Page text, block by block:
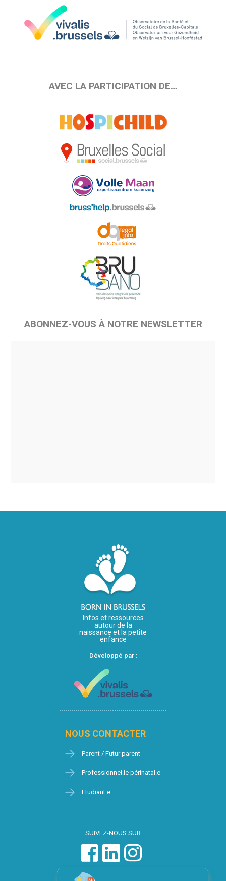
AVEC LA PARTICIPATION DE…
ABONNEZ-VOUS À NOTRE NEWSLETTER
Infos et ressources
autour de la
naissance et la petite
enfance
Développé par :
NOUS CONTACTER
Parent / Futur parent
Professionnel.le périnatal.e
Etudiant.e
SUIVEZ-NOUS SUR